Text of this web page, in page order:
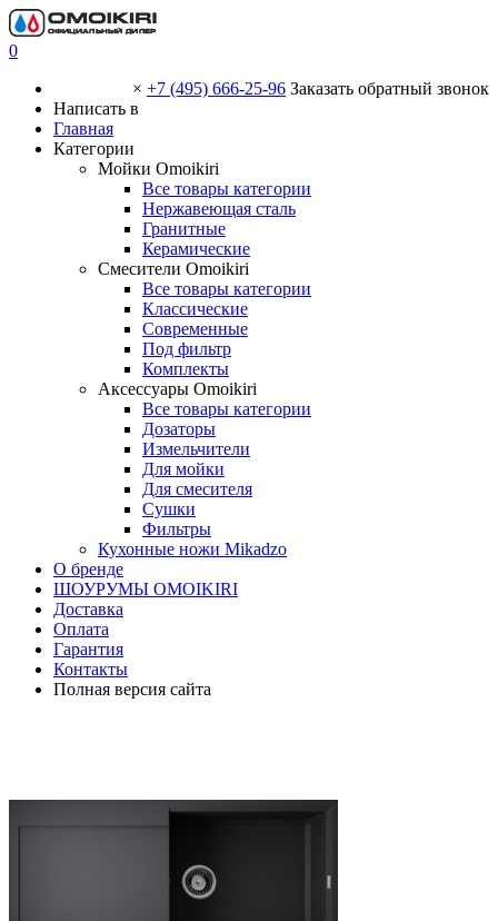
0
× +7 (495) 666-25-96 Заказать обратный звонок
Написать в
Главная
Категории
Мойки Omoikiri
Все товары категории
Нержавеющая сталь
Гранитные
Керамические
Смесители Omoikiri
Все товары категории
Классические
Современные
Под фильтр
Комплекты
Аксессуары Omoikiri
Все товары категории
Дозаторы
Измельчители
Для мойки
Для смесителя
Сушки
Фильтры
Кухонные ножи Mikadzo
О бренде
ШОУРУМЫ OMOIKIRI
Доставка
Оплата
Гарантия
Контакты
Полная версия сайта